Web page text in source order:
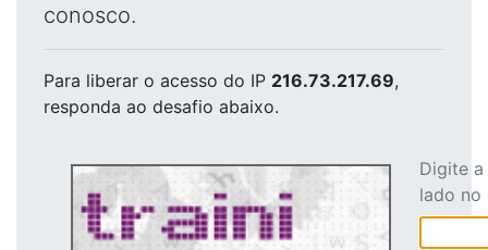
conosco.
Para liberar o acesso do IP 216.73.217.69,
responda ao desafio abaixo.
Digite
lado no